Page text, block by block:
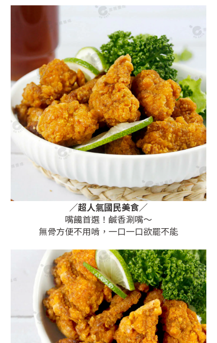
／超人氣國民美食／
嘴饞首選！鹹香涮嘴～
無骨方便不用啃，一口一口欲罷不能